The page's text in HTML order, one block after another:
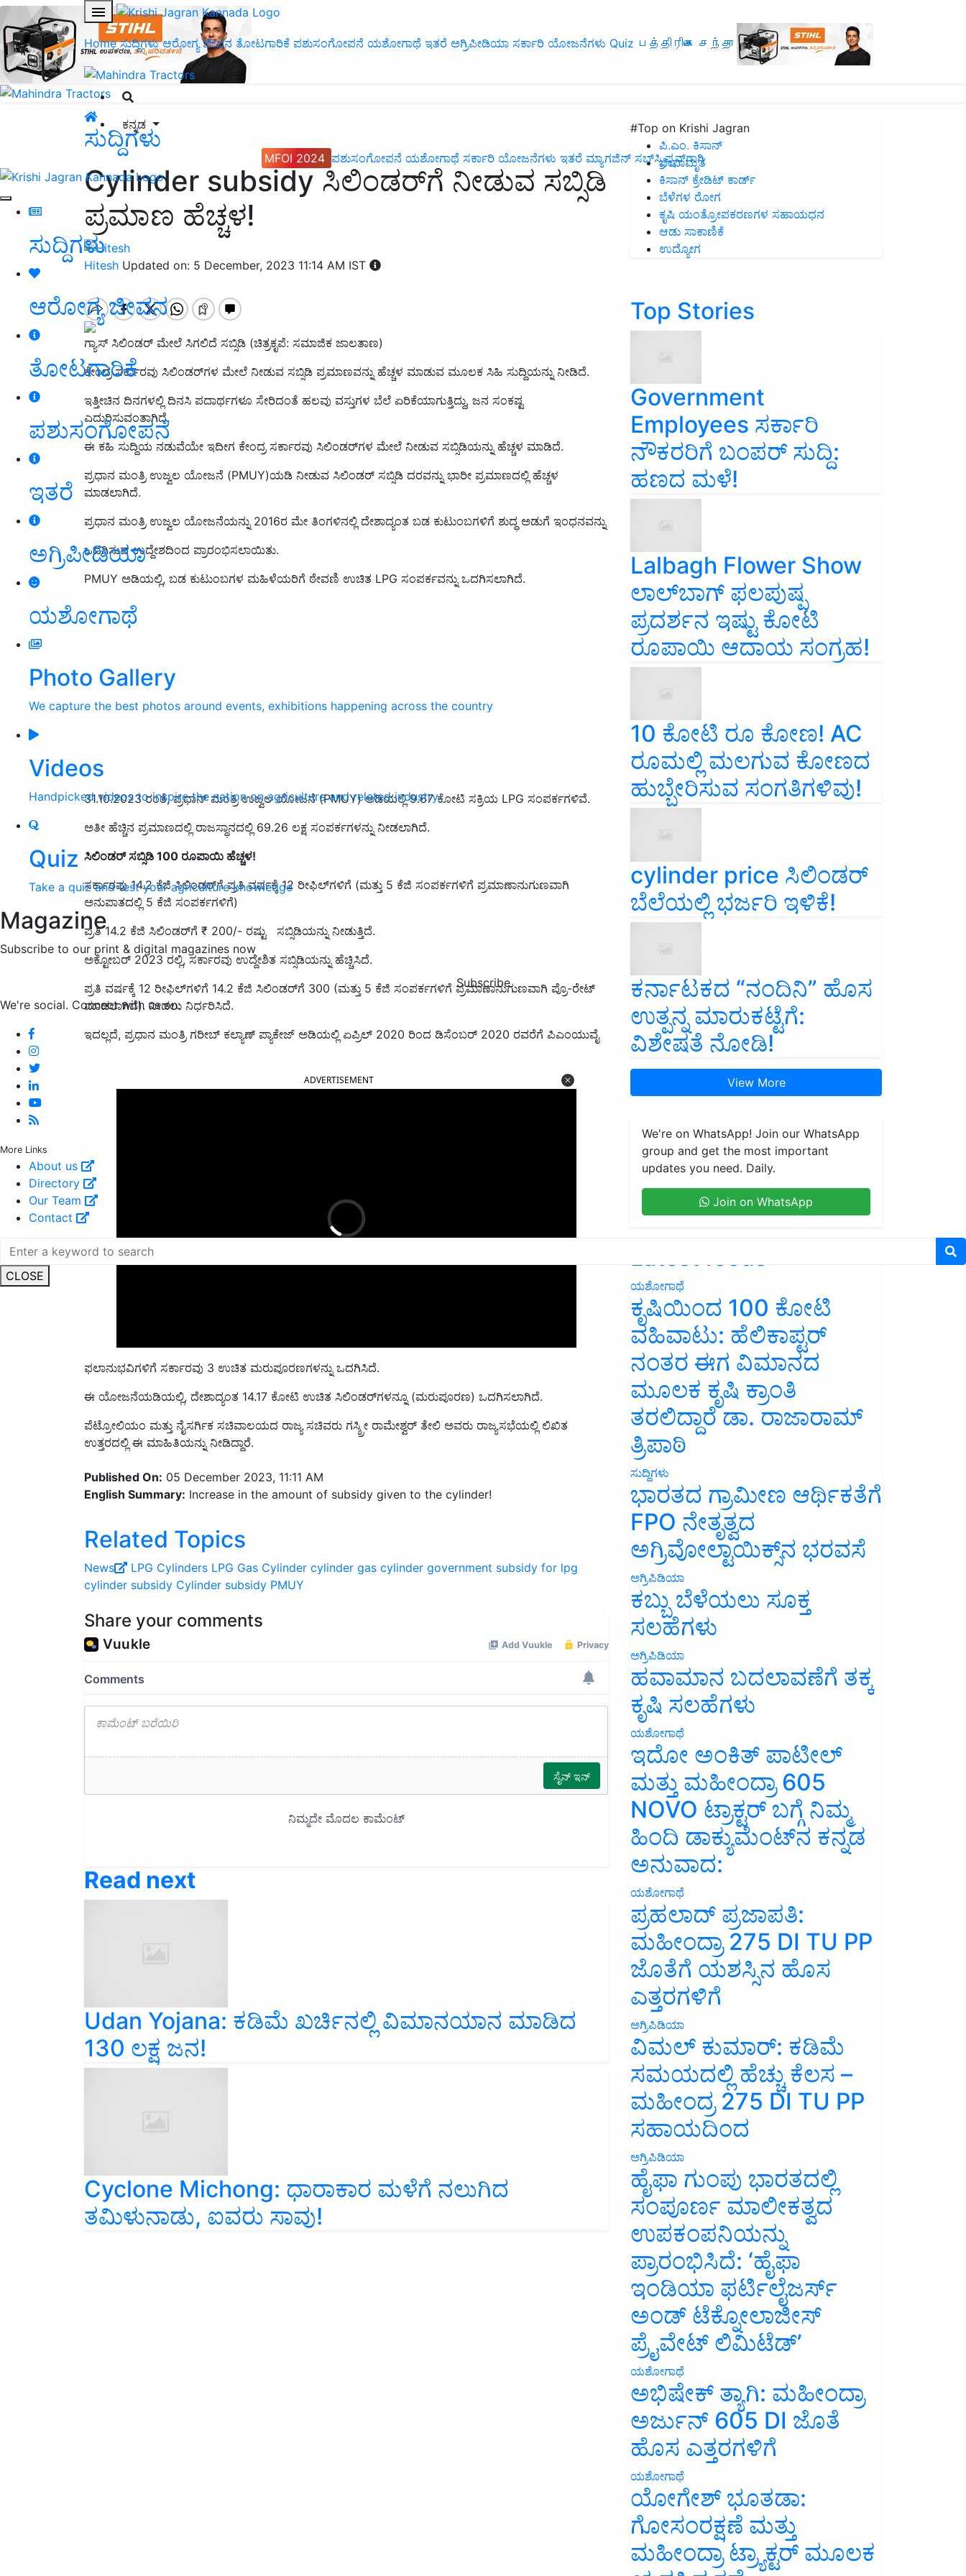
Home ಸುದ್ದಿಗಳು ಆರೋಗ್ಯ ಜೀವನ ತೋಟಗಾರಿಕೆ ಪಶುಸಂಗೋಪನೆ ಯಶೋಗಾಥೆ ಇತರೆ ಅಗ್ರಿಪೀಡಿಯಾ ಸರ್ಕಾರಿ ಯೋಜನೆಗಳು Quiz பத்திரிகை சந்தா
ಕನ್ನಡ
MFOI 2024 ಪಶುಸಂಗೋಪನೆ ಯಶೋಗಾಥೆ ಸರ್ಕಾರಿ ಯೋಜನೆಗಳು ಇತರೆ ಮ್ಯಾಗಜಿನ್‌ ಸಬ್‌ಸ್ಕ್ರಿಪ್ಷನ್‌ಗಾಗಿ
ಸುದ್ದಿಗಳು
ಆರೋಗ್ಯ ಜೀವನ
ತೋಟಗಾರಿಕೆ
ಪಶುಸಂಗೋಪನೆ
ಇತರೆ
ಅಗ್ರಿಪೀಡಿಯಾ
ಯಶೋಗಾಥೆ
Photo Gallery
We capture the best photos around events, exhibitions happening across the country
Videos
Handpicked videos to inspire the nation on agriculture and related industry
Quiz
Take a quiz and test your agriculture knowledge
Magazine
Subscribe to our print & digital magazines now
Subscribe
We're social. Connect with us on:
More Links
About us
Directory
Our Team
Contact
CLOSE
ಸುದ್ದಿಗಳು
Cylinder subsidy ಸಿಲಿಂಡರ್‌ಗೆ ನೀಡುವ ಸಬ್ಸಿಡಿ
ಪ್ರಮಾಣ ಹೆಚ್ಚಳ!
Hitesh Updated on: 5 December, 2023 11:14 AM IST
ಗ್ಯಾಸ್‌ ಸಿಲಿಂಡರ್‌ ಮೇಲೆ ಸಿಗಲಿದೆ ಸಬ್ಸಿಡಿ (ಚಿತ್ರಕೃಪೆ: ಸಮಾಜಿಕ ಜಾಲತಾಣ)
ಕೇಂದ್ರ ಸರ್ಕಾರವು ಸಿಲಿಂಡರ್‌ಗಳ ಮೇಲೆ ನೀಡುವ ಸಬ್ಸಿಡಿ ಪ್ರಮಾಣವನ್ನು ಹೆಚ್ಚಳ ಮಾಡುವ ಮೂಲಕ ಸಿಹಿ ಸುದ್ದಿಯನ್ನು ನೀಡಿದೆ.
ಇತ್ತೀಚಿನ ದಿನಗಳಲ್ಲಿ ದಿನಸಿ ಪದಾರ್ಥಗಳೂ ಸೇರಿದಂತೆ ಹಲವು ವಸ್ತುಗಳ ಬೆಲೆ ಏರಿಕೆಯಾಗುತ್ತಿದ್ದು, ಜನ ಸಂಕಷ್ಟ
ಎದುರಿಸುವಂತಾಗಿದೆ.
ಈ ಕಹಿ ಸುದ್ದಿಯ ನಡುವೆಯೇ ಇದೀಗ ಕೇಂದ್ರ ಸರ್ಕಾರವು ಸಿಲಿಂಡರ್‌ಗಳ ಮೇಲೆ ನೀಡುವ ಸಬ್ಸಿಡಿಯನ್ನು ಹೆಚ್ಚಳ ಮಾಡಿದೆ.
ಪ್ರಧಾನ ಮಂತ್ರಿ ಉಜ್ವಲ ಯೋಜನೆ (PMUY)ಯಡಿ ನೀಡುವ ಸಿಲಿಂಡರ್‌ ಸಬ್ಸಿಡಿ ದರವನ್ನು ಭಾರೀ ಪ್ರಮಾಣದಲ್ಲಿ ಹೆಚ್ಚಳ
ಮಾಡಲಾಗಿದೆ.
ಪ್ರಧಾನ ಮಂತ್ರಿ ಉಜ್ವಲ ಯೋಜನೆಯನ್ನು 2016ರ ಮೇ ತಿಂಗಳಿನಲ್ಲಿ ದೇಶಾದ್ಯಂತ ಬಡ ಕುಟುಂಬಗಳಿಗೆ ಶುದ್ಧ ಅಡುಗೆ ಇಂಧನವನ್ನು
ಒದಗಿಸುವ ಉದ್ದೇಶದಿಂದ ಪ್ರಾರಂಭಿಸಲಾಯಿತು.
PMUY ಅಡಿಯಲ್ಲಿ, ಬಡ ಕುಟುಂಬಗಳ ಮಹಿಳೆಯರಿಗೆ ಠೇವಣಿ ಉಚಿತ LPG ಸಂಪರ್ಕವನ್ನು ಒದಗಿಸಲಾಗಿದೆ.
31.10.2023 ರಂತೆ, ಪ್ರಧಾನ್ ಮಂತ್ರಿ ಉಜ್ವಲ ಯೋಜನೆ (PMUY) ಅಡಿಯಲ್ಲಿ 9.67 ಕೋಟಿ ಸಕ್ರಿಯ LPG ಸಂಪರ್ಕಗಳಿವೆ.
ಅತೀ ಹೆಚ್ಚಿನ ಪ್ರಮಾಣದಲ್ಲಿ ರಾಜಸ್ಥಾನದಲ್ಲಿ 69.26 ಲಕ್ಷ ಸಂಪರ್ಕಗಳನ್ನು ನೀಡಲಾಗಿದೆ.
ಸಿಲಿಂಡರ್‌ ಸಬ್ಸಿಡಿ 100 ರೂಪಾಯಿ ಹೆಚ್ಚಳ!
ಸರ್ಕಾರವು 14.2 ಕೆಜಿ ಸಿಲಿಂಡರ್‌ಗೆ ಪ್ರತಿ ವರ್ಷಕ್ಕೆ 12 ರೀಫಿಲ್‌ಗಳಿಗೆ (ಮತ್ತು 5 ಕೆಜಿ ಸಂಪರ್ಕಗಳಿಗೆ ಪ್ರಮಾಣಾನುಗುಣವಾಗಿ
ಅನುಪಾತದಲ್ಲಿ 5 ಕೆಜಿ ಸಂಪರ್ಕಗಳಿಗೆ)
ಪ್ರತಿ 14.2 ಕೆಜಿ ಸಿಲಿಂಡರ್‌ಗೆ ₹ 200/- ರಷ್ಟು ಸಬ್ಸಿಡಿಯನ್ನು ನೀಡುತ್ತಿದೆ.
ಅಕ್ಟೋಬರ್ 2023 ರಲ್ಲಿ, ಸರ್ಕಾರವು ಉದ್ದೇಶಿತ ಸಬ್ಸಿಡಿಯನ್ನು ಹೆಚ್ಚಿಸಿದೆ.
ಪ್ರತಿ ವರ್ಷಕ್ಕೆ 12 ರೀಫಿಲ್‌ಗಳಿಗೆ 14.2 ಕೆಜಿ ಸಿಲಿಂಡರ್‌ಗೆ 300 (ಮತ್ತು 5 ಕೆಜಿ ಸಂಪರ್ಕಗಳಿಗೆ ಪ್ರಮಾಣಾನುಗುಣವಾಗಿ ಪ್ರೊ-ರೇಟ್
ಮಾಡಲಾಗಿದೆ). ನೀಡಲು ನಿರ್ಧರಿಸಿದೆ.
ಇದಲ್ಲದೆ, ಪ್ರಧಾನ ಮಂತ್ರಿ ಗರೀಬ್ ಕಲ್ಯಾಣ್ ಪ್ಯಾಕೇಜ್ ಅಡಿಯಲ್ಲಿ ಏಪ್ರಿಲ್ 2020 ರಿಂದ ಡಿಸೆಂಬರ್ 2020 ರವರೆಗೆ ಪಿಎಂಯುವೈ
ಫಲಾನುಭವಿಗಳಿಗೆ ಸರ್ಕಾರವು 3 ಉಚಿತ ಮರುಪೂರಣಗಳನ್ನು ಒದಗಿಸಿದೆ.
ಈ ಯೋಜನೆಯಡಿಯಲ್ಲಿ, ದೇಶಾದ್ಯಂತ 14.17 ಕೋಟಿ ಉಚಿತ ಸಿಲಿಂಡರ್‌ಗಳನ್ನೂ (ಮರುಪೂರಣ) ಒದಗಿಸಲಾಗಿದೆ.
ಪೆಟ್ರೋಲಿಯಂ ಮತ್ತು ನೈಸರ್ಗಿಕ ಸಚಿವಾಲಯದ ರಾಜ್ಯ ಸಚಿವರು ಗಸ್ಶ್ರೀ ರಾಮೇಶ್ವರ್ ತೇಲಿ ಅವರು ರಾಜ್ಯಸಭೆಯಲ್ಲಿ ಲಿಖಿತ
ಉತ್ತರದಲ್ಲಿ ಈ ಮಾಹಿತಿಯನ್ನು ನೀಡಿದ್ದಾರೆ.
English Summary:Increase in the amount of subsidy given to the cylinder!
Related Topics
News LPG Cylinders LPG Gas Cylinder
cylinder subsidy Cylinder subsidy PMUY
Udan Yojana: ಕಡಿಮೆ ಖರ್ಚಿನಲ್ಲಿ ವಿಮಾನಯಾನ ಮಾಡಿದ
130 ಲಕ್ಷ ಜನ!
Cyclone Michong: ಧಾರಾಕಾರ ಮಳೆಗೆ ನಲುಗಿದ
ತಮಿಳುನಾಡು, ಐವರು ಸಾವು!
#Top on Krishi Jagran
ಪಿ.ಎಂ. ಕಿಸಾನ್
ಜೀವಾಮೃತ
ಕಿಸಾನ್ ಕ್ರೇಡಿಟ್ ಕಾರ್ಡ್
ಬೆಳೆಗಳ ರೋಗ
ಕೃಷಿ ಯಂತ್ರೋಪಕರಣಗಳ ಸಹಾಯಧನ
ಆಡು ಸಾಕಾಣಿಕೆ
ಉದ್ಯೋಗ
Top Stories
Government
Employees ಸರ್ಕಾರಿ
ನೌಕರರಿಗೆ ಬಂಪರ್‌ ಸುದ್ದಿ:
ಹಣದ ಮಳೆ!
Lalbagh Flower Show
ಲಾಲ್‌ಬಾಗ್ ಫಲಪುಷ್ಪ
ಪ್ರದರ್ಶನ ಇಷ್ಟು ಕೋಟಿ
ರೂಪಾಯಿ ಆದಾಯ ಸಂಗ್ರಹ!
10 ಕೋಟಿ ರೂ ಕೋಣ! AC
ರೂಮಲ್ಲಿ ಮಲಗುವ ಕೋಣದ
ಹುಬ್ಬೇರಿಸುವ ಸಂಗತಿಗಳಿವು!
cylinder price ಸಿಲಿಂಡರ್‌
ಬೆಲೆಯಲ್ಲಿ ಭರ್ಜರಿ ಇಳಿಕೆ!
ಕರ್ನಾಟಕದ “ನಂದಿನಿ” ಹೊಸ
ಉತ್ಪನ್ನ ಮಾರುಕಟ್ಟೆಗೆ:
ವಿಶೇಷತೆ ನೋಡಿ!
View More
We're on WhatsApp! Join our WhatsApp
group and get the most important
updates you need. Daily.
Join on WhatsApp
Latest feeds
ಯಶೋಗಾಥೆ
ಕೃಷಿಯಿಂದ 100 ಕೋಟಿ
ವಹಿವಾಟು: ಹೆಲಿಕಾಪ್ಟರ್
ನಂತರ ಈಗ ವಿಮಾನದ
ಮೂಲಕ ಕೃಷಿ ಕ್ರಾಂತಿ
ತರಲಿದ್ದಾರೆ ಡಾ. ರಾಜಾರಾಮ್
ತ್ರಿಪಾಠಿ
ಸುದ್ದಿಗಳು
ಭಾರತದ ಗ್ರಾಮೀಣ ಆರ್ಥಿಕತೆಗೆ
FPO ನೇತೃತ್ವದ
ಅಗ್ರಿವೋಲ್ಟಾಯಿಕ್ಸ್‌ನ ಭರವಸೆ
ಅಗ್ರಿಪಿಡಿಯಾ
ಕಬ್ಬು ಬೆಳೆಯಲು ಸೂಕ್ತ
ಸಲಹೆಗಳು
ಅಗ್ರಿಪಿಡಿಯಾ
ಹವಾಮಾನ ಬದಲಾವಣೆಗೆ ತಕ್ಕ
ಕೃಷಿ ಸಲಹೆಗಳು
ಯಶೋಗಾಥೆ
ಇದೋ ಅಂಕಿತ್ ಪಾಟೀಲ್
ಮತ್ತು ಮಹೀಂದ್ರಾ 605
NOVO ಟ್ರಾಕ್ಟರ್ ಬಗ್ಗೆ ನಿಮ್ಮ
ಹಿಂದಿ ಡಾಕ್ಯುಮೆಂಟ್‌ನ ಕನ್ನಡ
ಅನುವಾದ:
ಯಶೋಗಾಥೆ
ಪ್ರಹಲಾದ್ ಪ್ರಜಾಪತಿ:
ಮಹೀಂದ್ರಾ 275 DI TU PP
ಜೊತೆಗೆ ಯಶಸ್ಸಿನ ಹೊಸ
ಎತ್ತರಗಳಿಗೆ
ಅಗ್ರಿಪಿಡಿಯಾ
ವಿಮಲ್ ಕುಮಾರ್: ಕಡಿಮೆ
ಸಮಯದಲ್ಲಿ ಹೆಚ್ಚು ಕೆಲಸ –
ಮಹೀಂದ್ರ 275 DI TU PP
ಸಹಾಯದಿಂದ
ಅಗ್ರಿಪಿಡಿಯಾ
ಹೈಫಾ ಗುಂಪು ಭಾರತದಲ್ಲಿ
ಸಂಪೂರ್ಣ ಮಾಲೀಕತ್ವದ
ಉಪಕಂಪನಿಯನ್ನು
ಪ್ರಾರಂಭಿಸಿದೆ: ‘ಹೈಫಾ
ಇಂಡಿಯಾ ಫರ್ಟಿಲೈಜರ್ಸ್
ಅಂಡ್ ಟೆಕ್ನೋಲಾಜೀಸ್
ಪ್ರೈವೇಟ್ ಲಿಮಿಟೆಡ್’
ಯಶೋಗಾಥೆ
ಅಭಿಷೇಕ್ ತ್ಯಾಗಿ: ಮಹೀಂದ್ರಾ
ಅರ್ಜುನ್ 605 DI ಜೊತೆ
ಹೊಸ ಎತ್ತರಗಳಿಗೆ
ಯಶೋಗಾಥೆ
ಯೋಗೇಶ್ ಭೂತಡಾ:
ಗೋಸಂರಕ್ಷಣೆ ಮತ್ತು
ಮಹೀಂದ್ರಾ ಟ್ರ್ಯಾಕ್ಟರ್ ಮೂಲಕ